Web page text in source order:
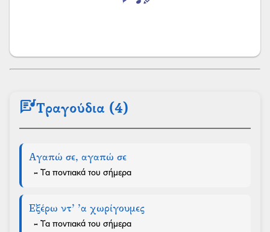
lyricsΤραγούδια (4)
Αγαπώ σε, αγαπώ σε
- Τα ποντιακά του σήμερα
Εξέρω ντ’ ’α χωρίγουμες
- Τα ποντιακά του σήμερα